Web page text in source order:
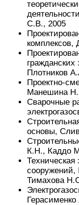
С.В., 2005
Плотников
Проектно-
Манешина
Сварочные
основы,
К.Н., Каддо
Техническая
Тимахова